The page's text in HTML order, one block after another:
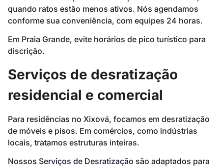
quando ratos estão menos ativos. Nós agendamos
conforme sua conveniência, com equipes 24 horas.
Em Praia Grande, evite horários de pico turístico para
discrição.
Serviços de desratização
residencial e comercial
Para residências no Xixová, focamos em desratização
de móveis e pisos. Em comércios, como indústrias
locais, tratamos estruturas inteiras.
Nossos Serviços de Desratização são adaptados para